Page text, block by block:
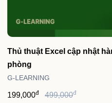
Thủ thuật Excel cập nhật
phòng
G-LEARNING
199,000đ 499,000đ